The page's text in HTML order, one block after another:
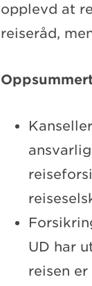
opplevd at
reiseråd,
UD har
reisen